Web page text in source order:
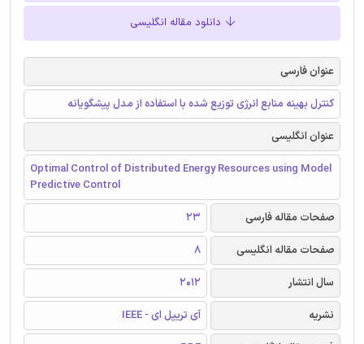
دانلود مقاله انگلیسی
عنوان فارسی
کنترل بهینه منابع انرژی توزیع شده با استفاده از مدل پیشگویانه
عنوان انگلیسی
Optimal Control of Distributed Energy Resources using Model
Predictive Control
صفحات مقاله فارسی
23
صفحات مقاله انگلیسی
8
سال انتشار
2012
نشریه
آی تریپل ای - IEEE